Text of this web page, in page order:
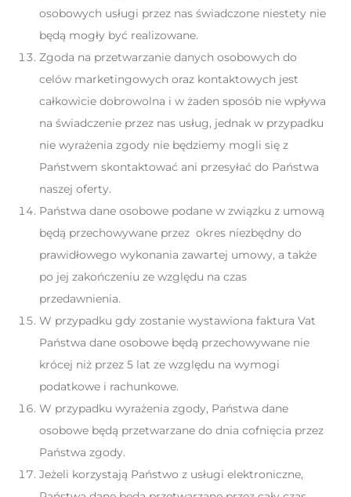
osobowych usługi przez nas świadczone niestety nie
będą mogły być realizowane.
Zgoda na przetwarzanie danych osobowych do
celów marketingowych oraz kontaktowych jest
całkowicie dobrowolna i w żaden sposób nie wpływa
na świadczenie przez nas usług, jednak w przypadku
nie wyrażenia zgody nie będziemy mogli się z
Państwem skontaktować ani przesyłać do Państwa
naszej oferty.
Państwa dane osobowe podane w związku z umową
będą przechowywane przez okres niezbędny do
prawidłowego wykonania zawartej umowy, a także
po jej zakończeniu ze względu na czas
przedawnienia.
W przypadku gdy zostanie wystawiona faktura Vat
Państwa dane osobowe będą przechowywane nie
krócej niż przez 5 lat ze względu na wymogi
podatkowe i rachunkowe.
W przypadku wyrażenia zgody, Państwa dane
osobowe będą przetwarzane do dnia cofnięcia przez
Państwa zgody.
Jeżeli korzystają Państwo z usługi elektroniczne,